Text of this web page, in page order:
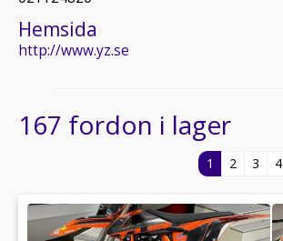
Hemsida
http://www.yz.se
167 fordon i lager
1 2 3 4